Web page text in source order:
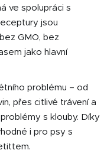
ve spolupráci s
jsou
GMO, bez
jako hlavní
problému – od
přes citlivé trávení a
s klouby. Díky
i pro psy s